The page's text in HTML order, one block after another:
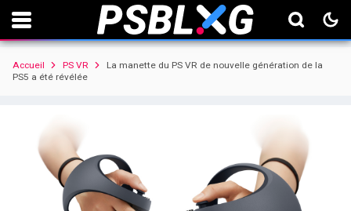
Accueil PS VR
La manette du PS VR de nouvelle génération de la
PS5 a été révélée